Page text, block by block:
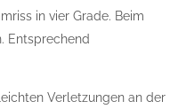
in vier Grade. Beim
Entsprechend
Verletzungen an der